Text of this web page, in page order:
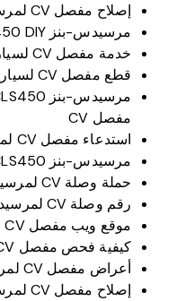
إصلاح مفصل CV لمرسيدس-بنز CLS450
مرسيدس-بنز CLS450 DIY مفصل مفصل
خدمة مفصل CV لسيارة مرسيدس-بنز CLS450
قطع مفصل CV لسيارة مرسيدس بنز CLS450
مفصل CV
استدعاء مفصل CV لميرسيدس-بنز CLS450
مرسيدس-بنز CLS450 كعب CV موسع
حملة وصلة CV لمرسيدس-بنز CLS450
رقم وصلة CV لمرسيدس-بنز CLS450
موقع ويب مفصل CV لميرسيدس-بنز CLS450
كيفية فحص مفصل CV لمرسيدس-بنز CLS450
أعراض مفصل CV لمرسيدس-بنز CLS450
إصلاح مفصل CV لمرسيدس-بنز CLS450